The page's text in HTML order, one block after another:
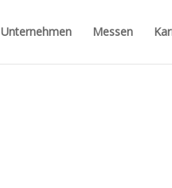
Unternehmen Messen